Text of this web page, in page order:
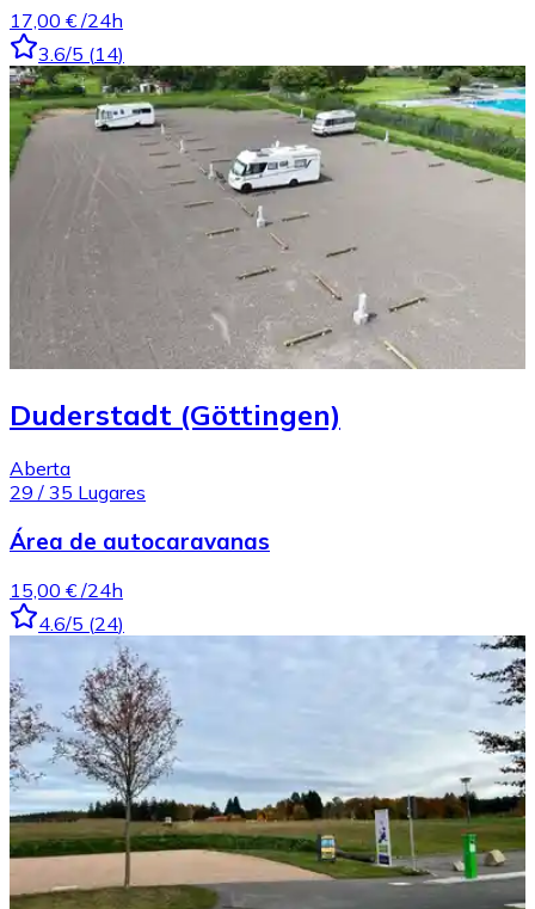
17,00 € /24h
3.6/5 (14)
Duderstadt (Göttingen)
Aberta
29 / 35 Lugares
Área de autocaravanas
15,00 € /24h
4.6/5 (24)